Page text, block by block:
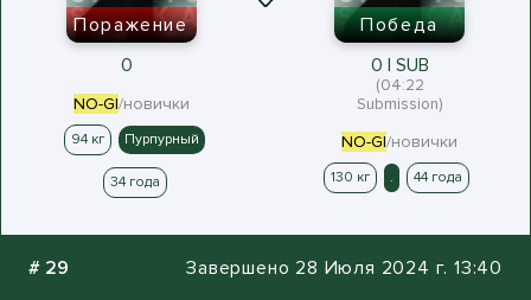
Поражение
0
NO-GI/новички
94 кг Пурпурный
34 года
Победа
0 | SUB
(04:22
Submission)
NO-GI/новички
130 кг . 44 года
# 29 Завершено 28 Июля 2024 г. 13:40